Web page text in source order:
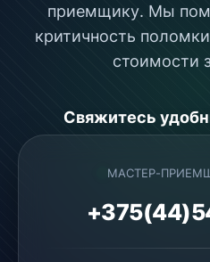
приемщику. Мы
критичность
стоимости
Свяжитесь
МАСТЕР-